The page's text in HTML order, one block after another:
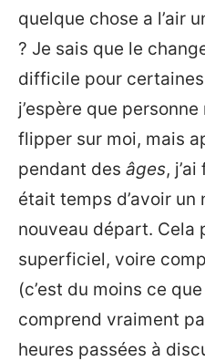
quelque chose a l’air
? Je sais que le
difficile pour
j’espère que
flipper sur moi, mais
pendant des âges,
était temps d’avoir un
nouveau départ. Cela
superficiel, voire
(c’est du moins ce
comprend vraiment
heures passées à